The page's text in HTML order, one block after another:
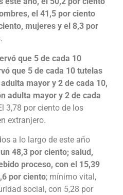
el 41,5 por ciento
mujeres y el 8,3 por
que 5 de cada 10
que 5 de cada 10 tutelas
mayor y 2 de cada 10,
adulta mayor y 2 de cada
3,78 por ciento de los
extranjero.
a lo largo de este año
48,3 por ciento; salud,
proceso, con el 15,39
por ciento; mínimo vital,
social, con 5,28 por